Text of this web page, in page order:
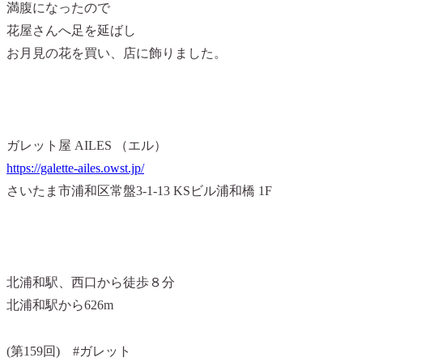
満腹になったので
花屋さんへ足を延ばし
お月見の花を買い、店に飾りました。
ガレット屋 AILES （エル）
https://galette-ailes.owst.jp/
さいたま市浦和区常盤3-1-13 KSビル浦和橋 1F
北浦和駅、西口から徒歩８分
北浦和駅から626m
(第159回) #ガレット